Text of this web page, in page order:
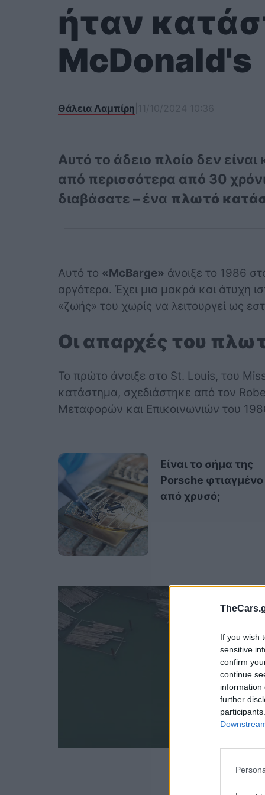
If you wish
sensitive
confirm
continue
information
further
ήταν
McDonald's
Θάλεια Λαμπίρη
Αυτό το άδειο πλοίο δεν
από περισσότερα από 30
διαβάσατε – ένα πλωτό
Αυτό το «McBarge» άνοιξε το 1986
αργότερα. Έχει μια μακρά και άτυχη
«ζωής» του χωρίς να λειτουργεί ως
Οι απαρχές του
Το πρώτο άνοιξε στο St. Louis, του
κατάστημα, σχεδιάστηκε από τον
Μεταφορών και Επικοινωνιών του
Είναι το σήμα της
Porsche φτιαγμένο
από χρυσό;